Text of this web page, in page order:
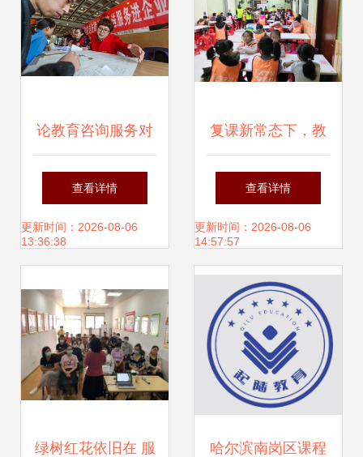
论教育咨询服务对
个体成长的催化作
用——基于忻之承
查看详情
更新时间：2026-08-06
13:36:38
复课新常态下，教
育机构产品服务调
整与教育咨询服务
升级策略
查看详情
更新时间：2026-08-06
14:57:57
绿树红花依旧在 服 哈尔滨南岗区课程